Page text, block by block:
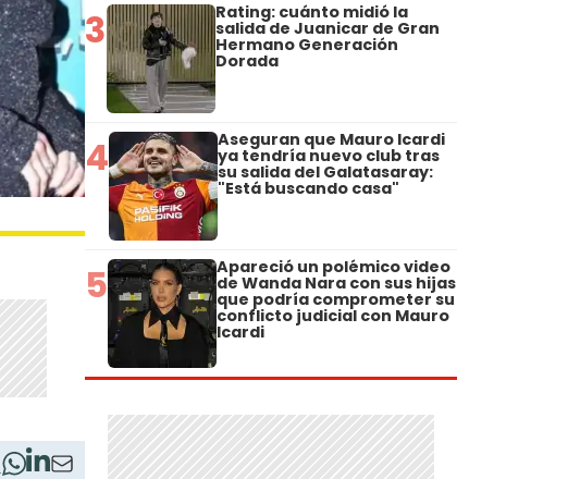
3 Rating: cuánto midió la
salida de Juanicar de Gran
Hermano Generación
Dorada
4 Aseguran que Mauro Icardi
ya tendría nuevo club tras
su salida del Galatasaray:
"Está buscando casa"
5 Apareció un polémico video
de Wanda Nara con sus hijas
que podría comprometer su
conflicto judicial con Mauro
Icardi